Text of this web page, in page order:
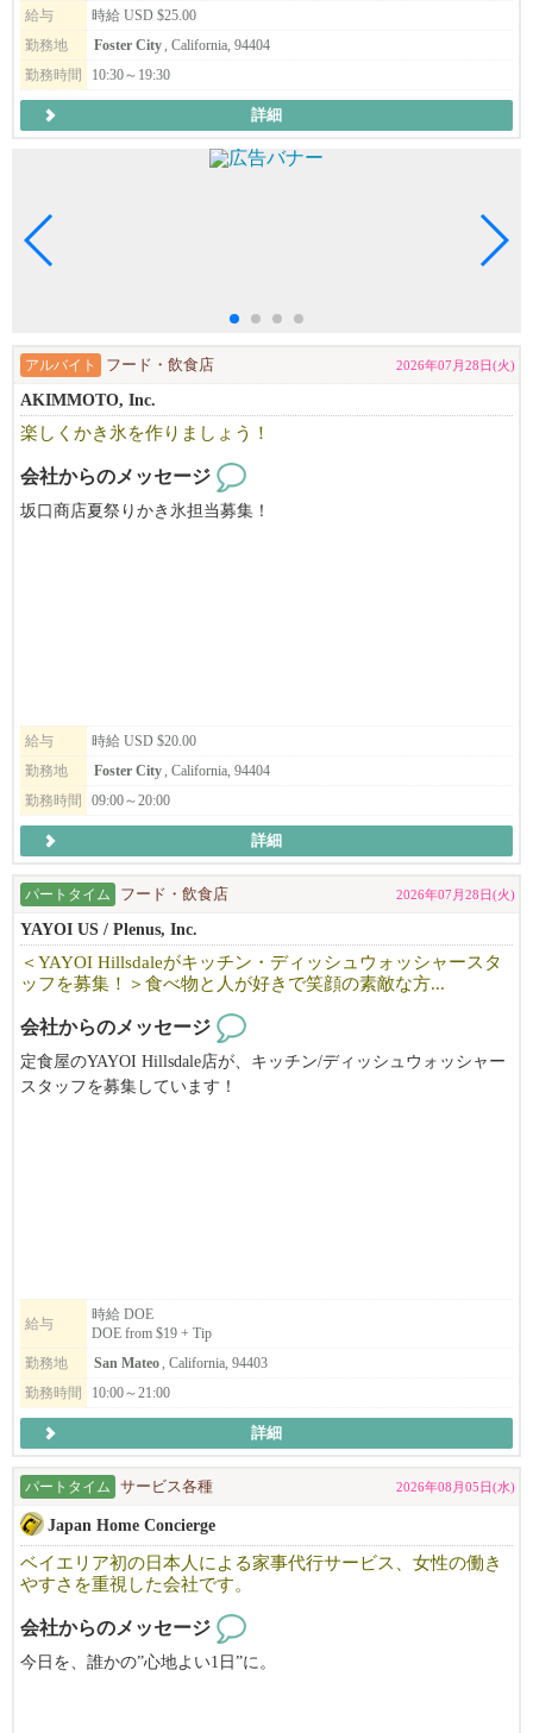
理解頂ければと思います。
※過去に一度落選した方への返答は致しておりません。
給与
時給 USD $25.00
勤務地
Foster City , California, 94404
勤務時間
10:30～19:30
詳細
アルバイト フード・飲食店 2026年07月28日(火)
AKIMMOTO, Inc.
楽しくかき氷を作りましょう！
会社からのメッセージ
坂口商店夏祭りかき氷担当募集！
給与
時給 USD $20.00
勤務地
Foster City , California, 94404
勤務時間
09:00～20:00
詳細
パートタイム フード・飲食店 2026年07月28日(火)
YAYOI US / Plenus, Inc.
＜YAYOI Hillsdaleがキッチン・ディッシュウォッシャースタ
ッフを募集！＞食べ物と人が好きで笑顔の素敵な方...
会社からのメッセージ
定食屋のYAYOI Hillsdale店が、キッチン/ディッシュウォッシャー
スタッフを募集しています！
給与
時給 DOE
DOE from $19 + Tip
勤務地
San Mateo, California, 94403
勤務時間
10:00～21:00
詳細
パートタイム サービス各種 2026年08月05日(水)
Japan Home Concierge
ベイエリア初の日本人による家事代行サービス、女性の働き
やすさを重視した会社です。
会社からのメッセージ
今日を、誰かの”心地よい1日”に。